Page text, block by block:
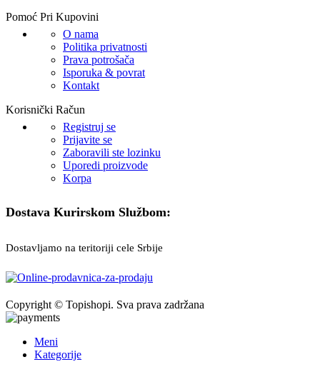
Pomoć Pri Kupovini
O nama
Politika privatnosti
Prava potrošača
Isporuka & povrat
Kontakt
Korisnički Račun
Registruj se
Prijavite se
Zaboravili ste lozinku
Uporedi proizvode
Korpa
Dostava Kurirskom Službom:
Dostavljamo na teritoriji cele Srbije
Copyright © Topishopi. Sva prava zadržana
Meni
Kategorije